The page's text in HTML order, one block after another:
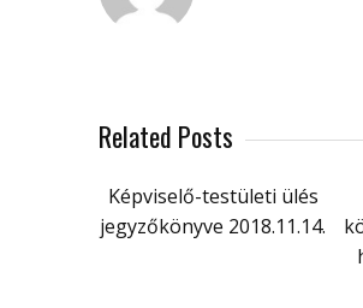
Related Posts
Képviselő-testületi ülés
jegyzőkönyve 2018.11.14.